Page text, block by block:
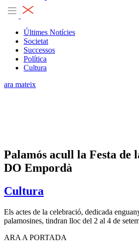
Últimes Notícies
Societat
Successos
Política
Cultura
ara mateix
Palamós acull la Festa de
DO Empordà
Cultura
Els actes de la celebració, dedicada
palamosines, tindran lloc del 2 al 4 de
ARA A PORTADA